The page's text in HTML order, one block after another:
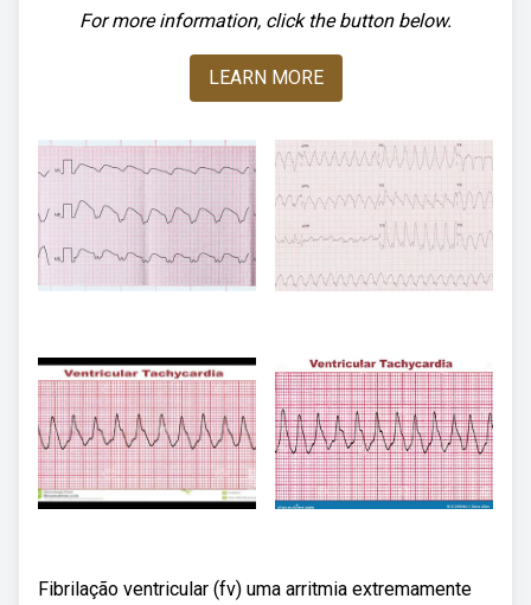
For more information, click the button below.
LEARN MORE
Fibrilação ventricular (fv) uma arritmia extremamente